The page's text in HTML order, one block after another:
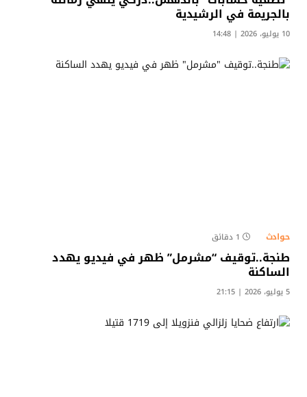
بالجريمة في الرشيدية
10 يوليو، 2026 | 14:48
حوادث 1 دقائق
طنجة..توقيف “مشرمل” ظهر في فيديو يهدد
الساكنة​
5 يوليو، 2026 | 21:15